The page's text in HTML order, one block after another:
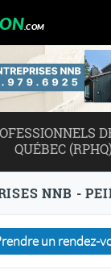
.COM
QUÉBEC
NNB -
un rendez-